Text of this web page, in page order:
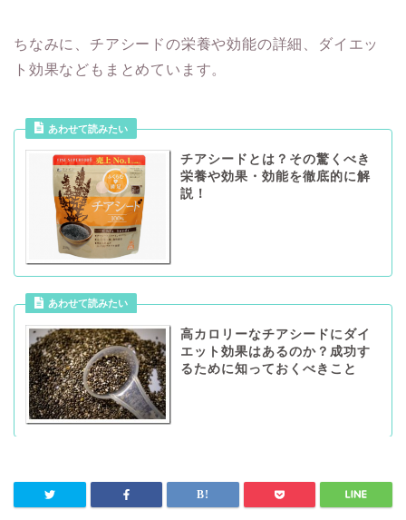
ちなみに、チアシードの栄養や効能の詳細、ダイエッ
ト効果などもまとめています。
あわせて読みたい
チアシードとは？その驚くべき
栄養や効果・効能を徹底的に解
説！
あわせて読みたい
高カロリーなチアシードにダイ
エット効果はあるのか？成功す
るために知っておくべきこと